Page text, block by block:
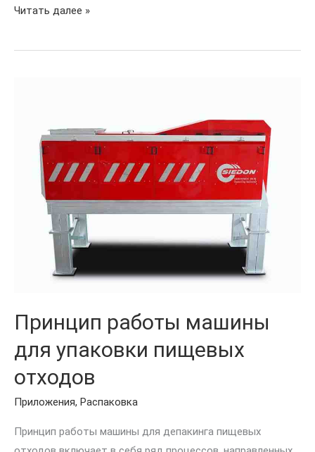
Читать далее »
Принцип работы машины
для упаковки пищевых
отходов
Приложения, Распаковка
Принцип работы машины для депакинга пищевых
упаковки
пищевых
отходов